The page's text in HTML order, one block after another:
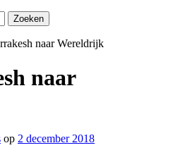
Zoeken
naar Wereldrijk
naar
op 2 december 2018